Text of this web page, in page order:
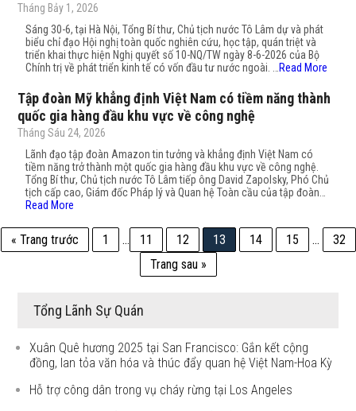
Tháng Bảy 1, 2026
Sáng 30-6, tại Hà Nội, Tổng Bí thư, Chủ tịch nước Tô Lâm dự và phát
biểu chỉ đạo Hội nghị toàn quốc nghiên cứu, học tập, quán triệt và
triển khai thực hiện Nghị quyết số 10-NQ/TW ngày 8-6-2026 của Bộ
Chính trị về phát triển kinh tế có vốn đầu tư nước ngoài. … Read More
Tập đoàn Mỹ khẳng định Việt Nam có tiềm năng thành
quốc gia hàng đầu khu vực về công nghệ
Tháng Sáu 24, 2026
Lãnh đạo tập đoàn Amazon tin tưởng và khẳng định Việt Nam có
tiềm năng trở thành một quốc gia hàng đầu khu vực về công nghệ.
Tổng Bí thư, Chủ tịch nước Tô Lâm tiếp ông David Zapolsky, Phó Chủ
tịch cấp cao, Giám đốc Pháp lý và Quan hệ Toàn cầu của tập đoàn…
Read More
« Trang trước 1 … 11 12 13 14 15 …
32
Trang sau »
Tổng Lãnh Sự Quán
Xuân Quê hương 2025 tại San Francisco: Gắn kết cộng
đồng, lan tỏa văn hóa và thúc đẩy quan hệ Việt Nam-Hoa Kỳ
Hỗ trợ công dân trong vụ cháy rừng tại Los Angeles